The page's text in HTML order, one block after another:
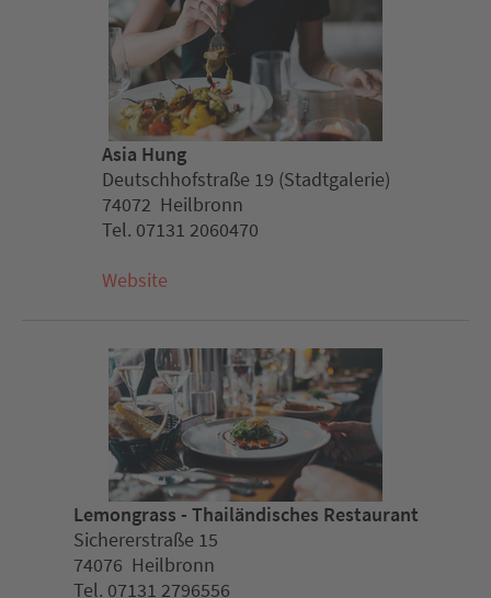
Asia Hung
Deutschhofstraße 19 (Stadtgalerie)
74072 Heilbronn
Tel. 07131 2060470
Website
Lemongrass - Thailändisches Restaurant
Sichererstraße 15
74076 Heilbronn
Tel. 07131 2796556